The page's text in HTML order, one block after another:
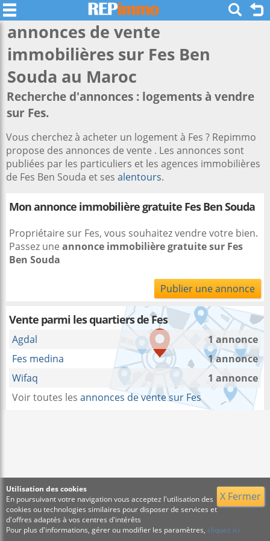
annonces de vente
immobilières sur Fes Ben
Souda au Maroc
Recherche d'annonces : logements à vendre
sur Fes.
Vous cherchez à acheter un logement à Fes ? Repimmo
propose des annonces de vente . Les annonces sont
publiées par les particuliers et les agences immobilières
de Fes Ben Souda et ses alentours.
Mon annonce immobilière gratuite Fes Ben Souda
Propriétaire sur Fes, vous souhaitez vendre votre bien.
Passez une annonce immobilière gratuite sur Fes
Ben Souda
Publier une annonce
Vente parmi les quartiers de Fes
Agdal
1 annonce
Fes medina
1 annonce
Wifaq
1 annonce
Voir toutes les annonces de vente sur Fes
X Fermer
Utilisation des cookies
En poursuivant votre navigation vous acceptez l'utilisation des
cookies ou technologies similaires pour disposer de services et
d'offres adaptés à vos centres d'intérêts
Pour plus d'informations, gérer ou modifier les paramètres, cliquez ici